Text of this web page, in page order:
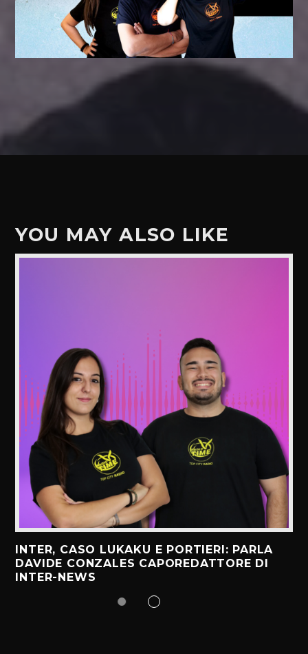
YOU MAY ALSO LIKE
INTER, CASO LUKAKU E PORTIERI: PARLA
DAVIDE CONZALES CAPOREDATTORE DI
INTER-NEWS